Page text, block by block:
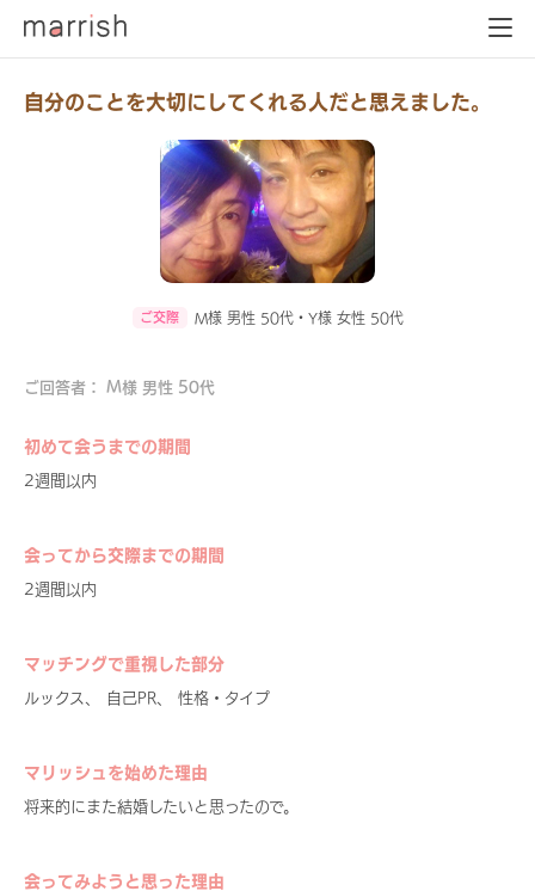
自分のことを大切にしてくれる人だと思えました。
ご交際 M様 男性 50代・Y様 女性 50代
ご回答者： M様 男性 50代
初めて会うまでの期間
2週間以内
会ってから交際までの期間
2週間以内
マッチングで重視した部分
ルックス、 自己PR、 性格・タイプ
マリッシュを始めた理由
将来的にまた結婚したいと思ったので。
会ってみようと思った理由